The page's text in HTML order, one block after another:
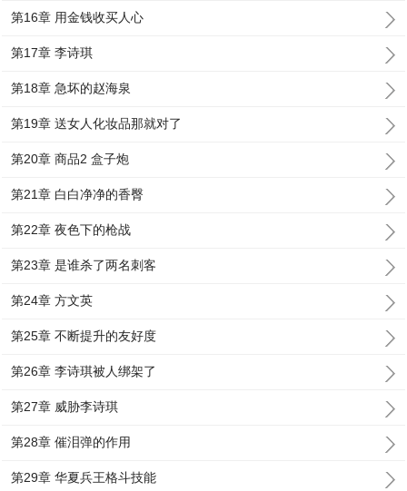
第16章 用金钱收买人心
第17章 李诗琪
第18章 急坏的赵海泉
第19章 送女人化妆品那就对了
第20章 商品2 盒子炮
第21章 白白净净的香臀
第22章 夜色下的枪战
第23章 是谁杀了两名刺客
第24章 方文英
第25章 不断提升的友好度
第26章 李诗琪被人绑架了
第27章 威胁李诗琪
第28章 催泪弹的作用
第29章 华夏兵王格斗技能